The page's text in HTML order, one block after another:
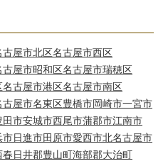
古屋市北区名古屋市西区
古屋市昭和区名古屋市瑞穂区
名古屋市港区名古屋市南区
古屋市名東区豊橋市岡崎市一宮市
田市安城市西尾市蒲郡市江南市
市日進市田原市愛西市北名古屋市
春日井郡豊山町海部郡大治町